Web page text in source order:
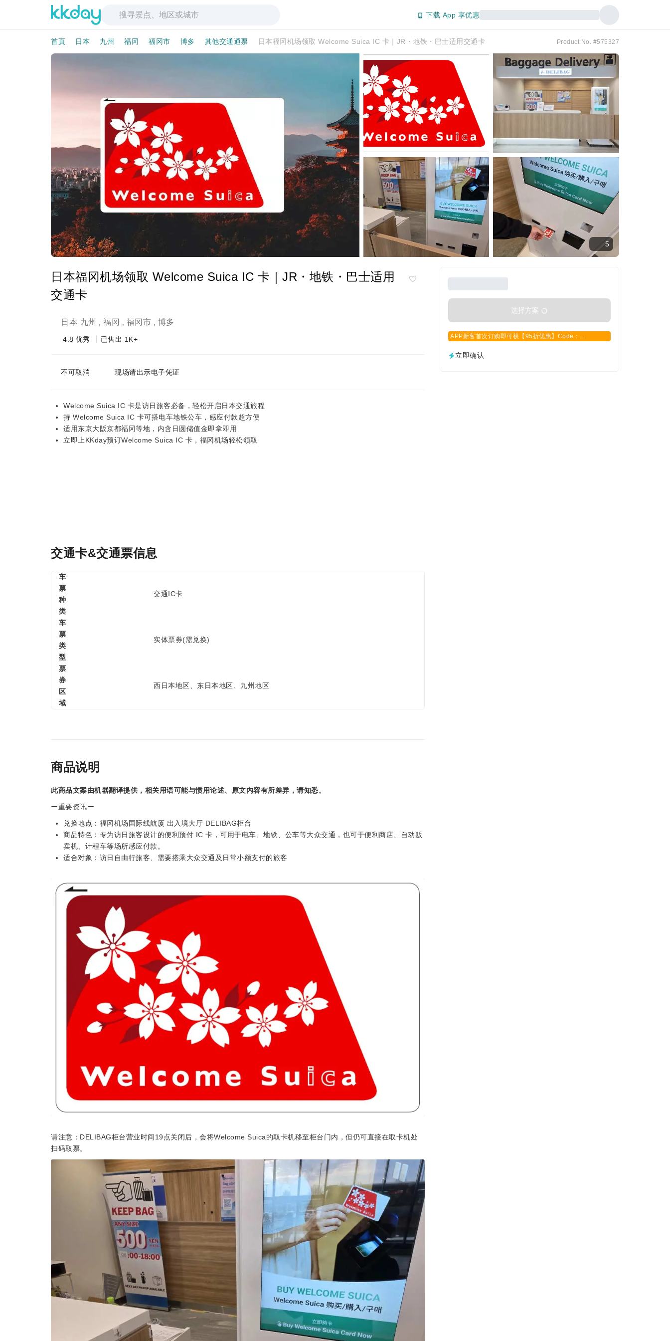
下载 App 享优惠
首頁 日本 九州 福冈 福冈市 博多 其他交通通票 日本福冈机场领取 Welcome Suica IC 卡｜JR・地铁・巴士适用交通卡 Product No. #575327
5
日本福冈机场领取 Welcome Suica IC 卡｜JR・地铁・巴士适用
交通卡
日本-九州 福冈 福冈市 博多
4.8 优秀 已售出 1K+
不可取消 现场请出示电子凭证
Welcome Suica IC 卡是访日旅客必备，轻松开启日本交通旅程
持 Welcome Suica IC 卡可搭电车地铁公车，感应付款超方便
适用东京大阪京都福冈等地，内含日圆储值金即拿即用
立即上KKday预订Welcome Suica IC 卡，福冈机场轻松领取
选择方案
APP新客首次订购即可获【95折优惠】Code：
立即确认
交通卡&交通票信息
车
票
种
类
交通IC卡
车
票
类
型
实体票券(需兑换)
票
券
区
域
西日本地区、东日本地区、九州地区
商品说明
此商品文案由机器翻译提供，相关用语可能与惯用论述、原文内容有所差异，请知悉。
ー重要资讯ー
兑换地点：福冈机场国际线航厦 出入境大厅 DELIBAG柜台
商品特色：专为访日旅客设计的便利预付 IC 卡，可用于电车、地铁、公车等大众交通，也可于便利商店、自动贩
卖机、计程车等场所感应付款。
适合对象：访日自由行旅客、需要搭乘大众交通及日常小额支付的旅客
请注意：DELIBAG柜台营业时间19点关闭后，会将Welcome Suica的取卡机移至柜台门内，但仍可直接在取卡机处
扫码取票。